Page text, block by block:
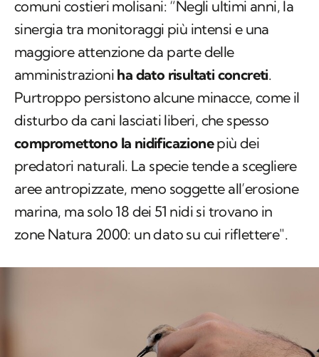
comuni costieri molisani: “Negli ultimi anni, la
sinergia tra monitoraggi più intensi e una
maggiore attenzione da parte delle
amministrazioni ha dato risultati concreti.
Purtroppo persistono alcune minacce, come il
disturbo da cani lasciati liberi, che spesso
compromettono la nidificazionepiù dei
predatori naturali. La specie tende a scegliere
aree antropizzate, meno soggette all’erosione
marina, ma solo 18 dei 51 nidi si trovano in
zone Natura 2000: un dato su cui riflettere".